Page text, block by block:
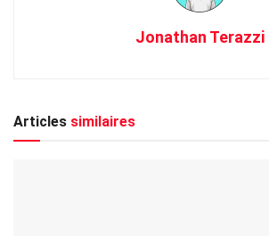
Jonathan Terazzi
Articles similaires